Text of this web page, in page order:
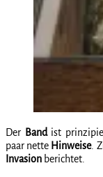
Der Bandist
paar nette Hinweise.
Invasion berichtet.